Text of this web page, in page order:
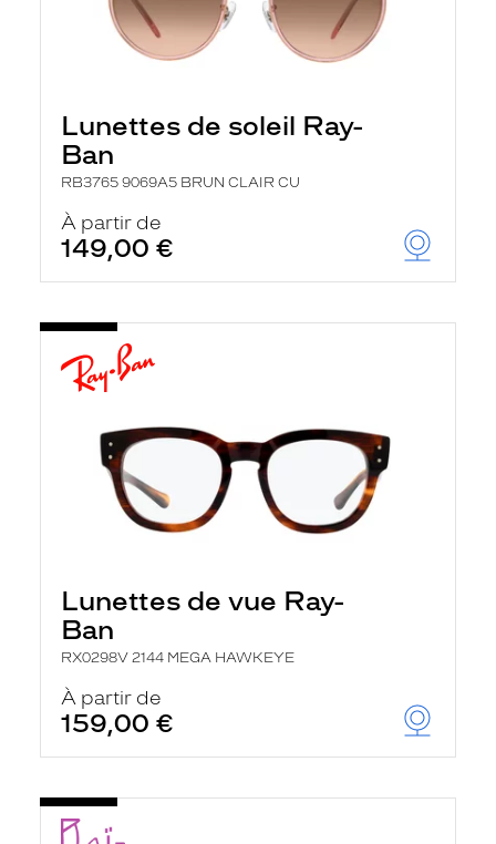
Lunettes de soleil Ray-
Ban
RB3765 9069A5 BRUN CLAIR CU
À partir de
149,00 €
Lunettes de vue Ray-
Ban
RX0298V 2144 MEGA HAWKEYE
À partir de
159,00 €